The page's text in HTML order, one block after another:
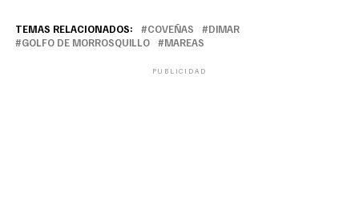
TEMAS RELACIONADOS: COVEÑAS
DIMAR
GOLFO DE MORROSQUILLO
MAREAS
PUBLICIDAD